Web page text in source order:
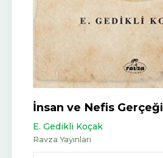
İnsan ve Nefis Gerçeği
E. Gedikli Koçak
Ravza Yayınları